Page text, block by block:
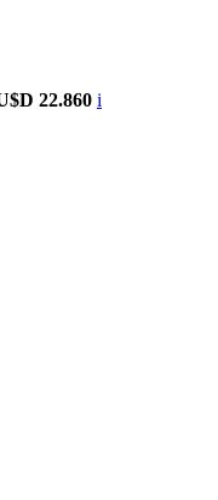
22.860 i